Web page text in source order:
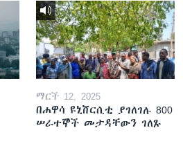
ማርች 12, 2025
በሐዋሳ ዩኒቨርሲቲ ያገለገሉ 800
ሠራተኞች መታዳቸውን ገለጹ